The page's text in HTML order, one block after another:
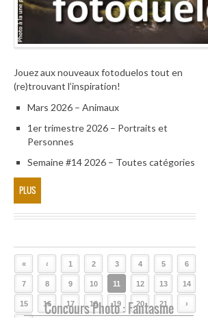
Jouez aux nouveaux fotoduelos tout en
(re)trouvant l’inspiration!
Mars 2026 – Animaux
1er trimestre 2026 – Portraits et
Personnes
Semaine #14 2026 – Toutes catégories
PLUS
« ‹ 1 2 3 4 5 6
7 8 9 10 11 12 13 14
15 16 17 18 19 20 21 ›
Concours Photo : Fantasme